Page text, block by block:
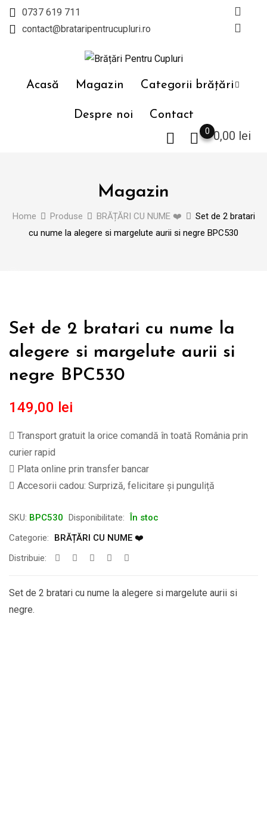
Skip
0737 619 711
contact@brataripentrucupluri.ro
Acasă Magazin Categorii brățări
Despre noi Contact
0,00 lei
0
Magazin
Home Produse BRĂȚĂRI CU NUME ❤️
Set de 2 bratari
cu nume la alegere si margelute aurii si negre BPC530
Set de 2 bratari cu nume la
alegere si margelute aurii si
negre BPC530
149,00 lei
Transport gratuit la orice comandă în toată România prin
curier rapid
Plata online prin transfer bancar
Accesorii cadou: Surpriză, felicitare și punguliță
SKU: BPC530 Disponibilitate: În stoc
Categorie:
BRĂȚĂRI CU NUME ❤️
Distribuie:
Set de 2 bratari cu nume la alegere si margelute aurii si
negre.